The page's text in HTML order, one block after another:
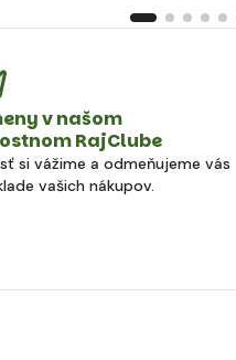
v našom
RajClube
si vážime a odmeňujeme vás
vašich nákupov.